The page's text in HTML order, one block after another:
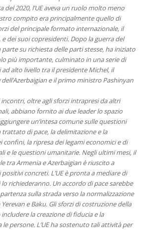
del 2020, l’UE aveva un ruolo molto meno
compito era principalmente quello di
del principale formato internazionale, il
dei suoi copresidenti. Dopo la guerra del
parte su richiesta delle parti stesse, ha iniziato
più importante, culminato in una serie di
alto livello tra il presidente Michel, il
e il primo ministro Pashinyan
oltre agli sforzi intrapresi da altri
abbiano fornito ai due leader lo spazio
un’intesa comune sulle questioni
di pace, la delimitazione e la
confini, la ripresa dei legami economici e di
e le questioni umanitarie. Negli ultimi mesi, il
tra Armenia e Azerbaigian è riuscito a
concreti. L’UE è pronta a mediare di
richiederanno. Un accordo di pace sarebbe
sulla strada verso la normalizzazione
e Baku. Gli sforzi di costruzione della
la creazione di fiducia e la
persone. L’UE ha sostenuto tali attività per